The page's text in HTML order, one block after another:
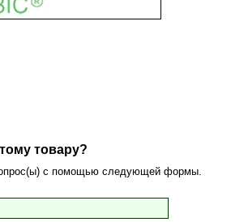
товару?
с помощью следующей формы.